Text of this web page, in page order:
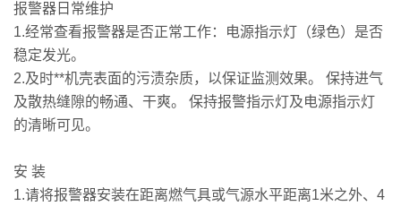
报警器日常维护
1.经常查看报警器是否正常工作：电源指示灯（绿色）是否
稳定发光。
2.及时**机壳表面的污渍杂质，以保证监测效果。 保持进气
及散热缝隙的畅通、干爽。 保持报警指示灯及电源指示灯
的清晰可见。
安 装
1.请将报警器安装在距离燃气具或气源水平距离1米之外、4